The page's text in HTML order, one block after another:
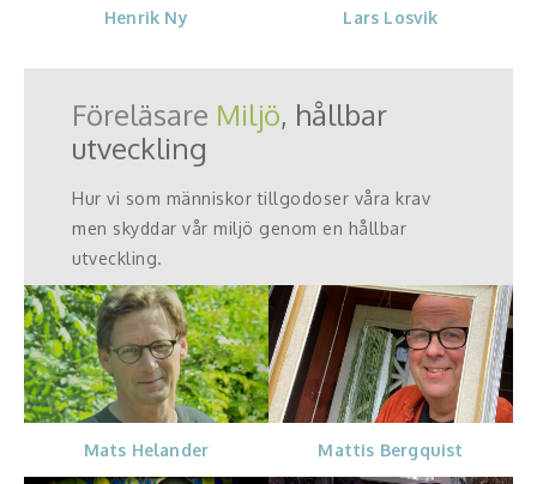
Henrik Ny Lars Losvik
Föreläsare Miljö, hållbar
utveckling
Hur vi som människor tillgodoser våra krav
men skyddar vår miljö genom en hållbar
utveckling.
Mats Helander Mattis Bergquist